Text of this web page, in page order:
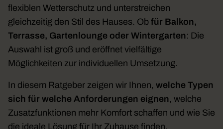
flexiblen Wetterschutz und unterstreichen
gleichzeitig den Stil des Hauses. Ob für Balkon,
Terrasse, Gartenlounge oder Wintergarten: Die
Auswahl ist groß und eröffnet vielfältige
Möglichkeiten zur individuellen Umsetzung.
In diesem Ratgeber zeigen wir Ihnen, welche Typen
sich für welche Anforderungen eignen, welche
Zusatzfunktionen mehr Komfort schaffen und wie Sie
die ideale Lösung für Ihr Zuhause finden.